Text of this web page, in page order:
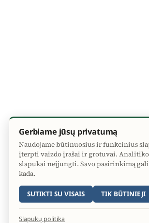
Gerbiame jūsų privatumą
Naudojame būtinuosius ir funkcinius
įterpti vaizdo įrašai ir grotuvai.
slapukai neįjungti. Savo pasirinkimą
kada.
SUTIKTI SU VISAIS TIK BŪTINIEJI
Slapukų politika